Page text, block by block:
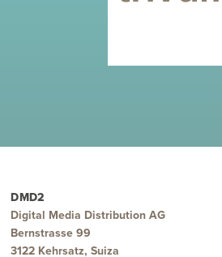
DMD2
Digital Media Distribution AG
Bernstrasse 99
3122 Kehrsatz, Suiza